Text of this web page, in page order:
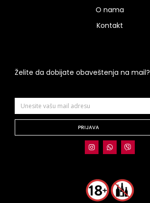
O nama
Kontakt
Želite da dobijate obaveštenja na mail?
PRIJAVA